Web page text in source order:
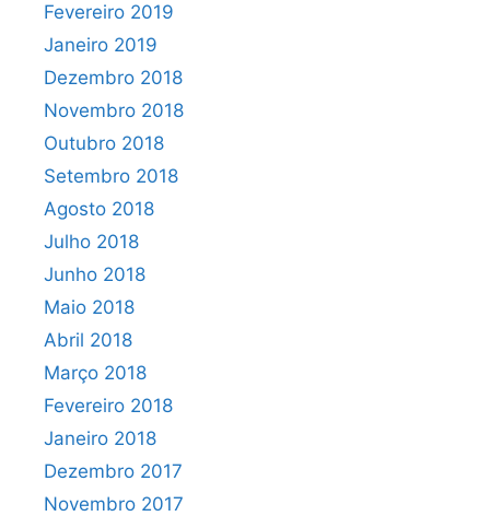
Fevereiro 2019
Janeiro 2019
Dezembro 2018
Novembro 2018
Outubro 2018
Setembro 2018
Agosto 2018
Julho 2018
Junho 2018
Maio 2018
Abril 2018
Março 2018
Fevereiro 2018
Janeiro 2018
Dezembro 2017
Novembro 2017